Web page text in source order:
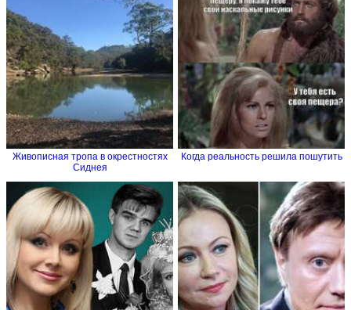
Живописная тропа в окрестностях
Сиднея
Когда реальность решила пошутить